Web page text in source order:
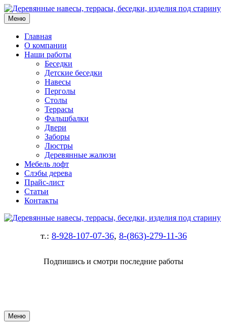
Меню
Главная
О компании
Наши работы
Беседки
Детские беседки
Навесы
Перголы
Столы
Террасы
Фальшбалки
Двери
Заборы
Люстры
Деревянные жалюзи
Мебель лофт
Слэбы дерева
Прайс-лист
Статьи
Контакты
т.: 8-928-107-07-36, 8-(863)-279-11-36
Подпишись и смотри последние работы
Меню